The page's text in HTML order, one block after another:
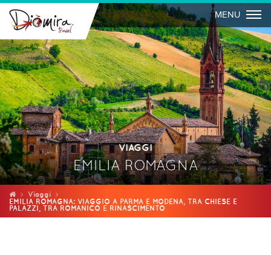
MENU
VIAGGI
EMILIA ROMAGNA
Viaggi
EMILIA ROMAGNA: VIAGGIO A PARMA E MODENA, TRA CHIESE E
PALAZZI, TRA ROMANICO E RINASCIMENTO